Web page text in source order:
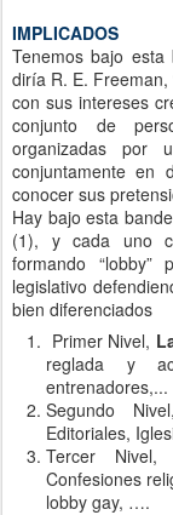
IMPLICADOS
Tenemos bajo
diría R. E. Freeman,
con sus intereses
conjunto de
organizadas
conjuntamente en
conocer sus
Hay bajo esta
(1), y cada uno
formando
legislativo
bien diferenciados
Primer Nivel,
reglada y
entrenadores,...
Segundo
Editoriales,
Tercer Nivel,
Confesiones
lobby gay, ….